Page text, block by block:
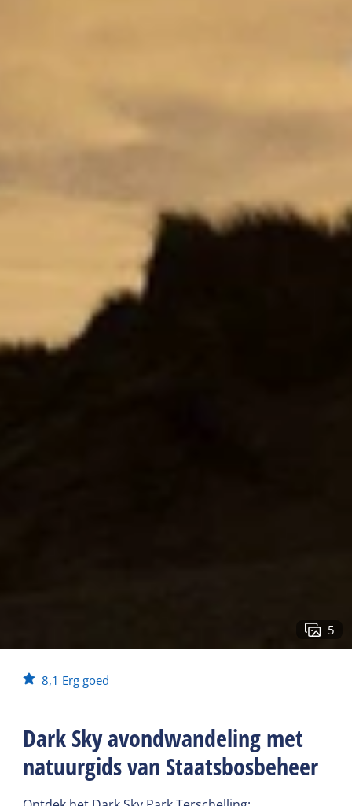
5
8,1 Erg goed
Dark Sky avondwandeling met
natuurgids van Staatsbosbeheer